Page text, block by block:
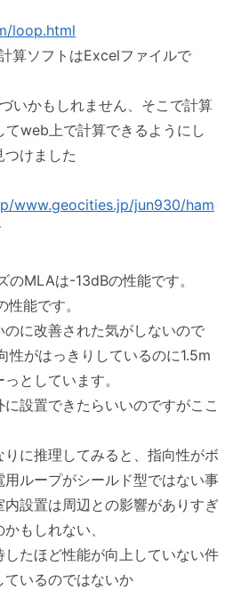
loop.html
算ソフトはExcelファイルで
いかもしれません、そこで計算
web上で計算できるようにし
けました
www.geocities.jp/jun930/ham
のMLAは-13dBの性能です。
能です。
に改善された気がしないので
性がはっきりしているのに1.5m
としています。
設置できたらいいのですがここ
に推理してみると、指向性がボ
ループがシールド型ではない事
設置は周辺との影響がありすぎ
もしれない、
たほど性能が向上していない件
いるのではないか